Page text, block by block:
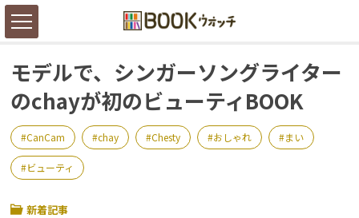
モデルで、シンガーソングライター
のchayが初のビューティBOOK
CanCam chay Chesty おしゃれ まい
ビューティ
新着記事